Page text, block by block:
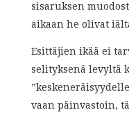
sisaruksen
aikaan he olivat
Esittäjien ikää ei
selityksenä levyltä
vaan päinvastoin,